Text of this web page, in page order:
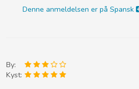
Denne anmeldelsen er på Spansk
By:
Kyst: